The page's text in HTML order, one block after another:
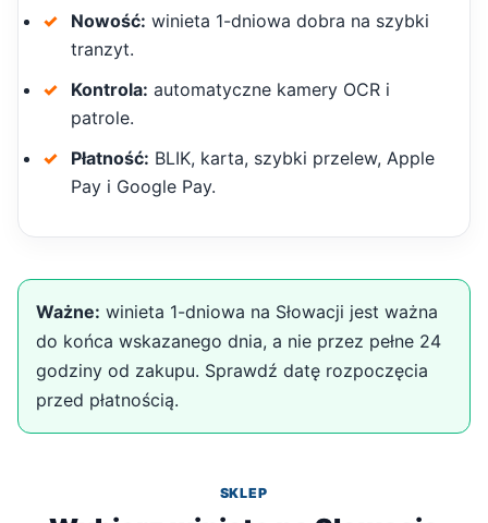
Nowość: winieta 1-dniowa dobra na szybki
tranzyt.
Kontrola: automatyczne kamery OCR i
patrole.
Płatność: BLIK, karta, szybki przelew, Apple
Pay i Google Pay.
Ważne: winieta 1-dniowa na Słowacji jest ważna
do końca wskazanego dnia, a nie przez pełne 24
godziny od zakupu. Sprawdź datę rozpoczęcia
przed płatnością.
SKLEP